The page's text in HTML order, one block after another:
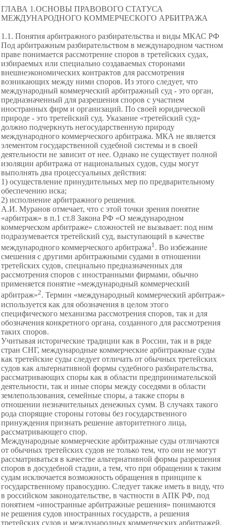
ГЛАВА 1.ОСНОВЫ ПРАВОВОГО СТАТУСА
МЕЖДУНАРОДНОГО КОММЕРЧЕСКОГО АРБИТРАЖА
1.1. Понятия арбитражного разбирательства и виды МКАС РФ
Под арбитражным разбирательством в международном частном
праве понимается рассмотрение споров в третейских судах,
избираемых или специально создаваемых сторонами
внешнеэкономических контрактов для рассмотрения
возникающих между ними споров. Из этого следует, что
международный коммерческий арбитражный суд - это орган,
предназначенный для разрешения споров с участием
иностранных фирм и организаций. По своей юридической
природе - это третейский суд. Указание «третейский суд»
должно подчеркнуть негосударственную природу
международного коммерческого арбитража. МКА не является
элементом государственной судебной системы и в своей
деятельности не зависит от нее. Однако не существует полной
изоляции арбитража от национальных судов, суды могут
выполнять два процессуальных действия:
1) осуществление принудительных мер по предварительному
обеспечению иска;
2) исполнение арбитражного решения.
А.И. Муранов отмечает, что с этой точки зрения понятие
«арбитраж» в п.1 ст.8 Закона РФ «О международном
коммерческом арбитраже» сложностей не вызывает: под ним
подразумевается третейский суд, выступающий в качестве
международного коммерческого арбитража1. Во избежание
смешения с другими арбитражными судами в отношении
третейских судов, специально предназначенных для
рассмотрения споров с иностранными фирмами, обычно
применяется понятие «международный коммерческий
арбитраж»2. Термин «международный коммерческий арбитраж»
используется как для обозначения в целом этого
специфического механизма рассмотрения споров, так и для
обозначения конкретного органа, созданного для рассмотрения
таких споров.
Учитывая исторические традиции как в России, так и в ряде
стран СНГ, международные коммерческие арбитражные суды
как третейские суды следует отличать от обычных третейских
судов как альтернативной формы судебного разбирательства,
рассматривающих споры как в области предпринимательской
деятельности, так и иные споры между соседями в области
землепользования, семейные споры, а также споры в
отношении незначительных денежных сумм. В случаях такого
рода спорящие стороны готовы без государственного
принуждения признать решение авторитетного лица,
рассматривающего спор.
Международные коммерческие арбитражные суды отличаются
от обычных третейских судов не только тем, что они не могут
рассматриваться в качестве альтернативной формы разрешения
споров в досудебной стадии, а тем, что при обращении к таким
судам исключается возможность обращения в принципе к
государственному правосудию. Следует также иметь в виду, что
в российском законодательстве, в частности в АПК РФ, под
понятием «иностранные арбитражные решения» понимаются
не решения судов иностранных государств, а решения
третейских судов и международных коммерческих арбитражей,